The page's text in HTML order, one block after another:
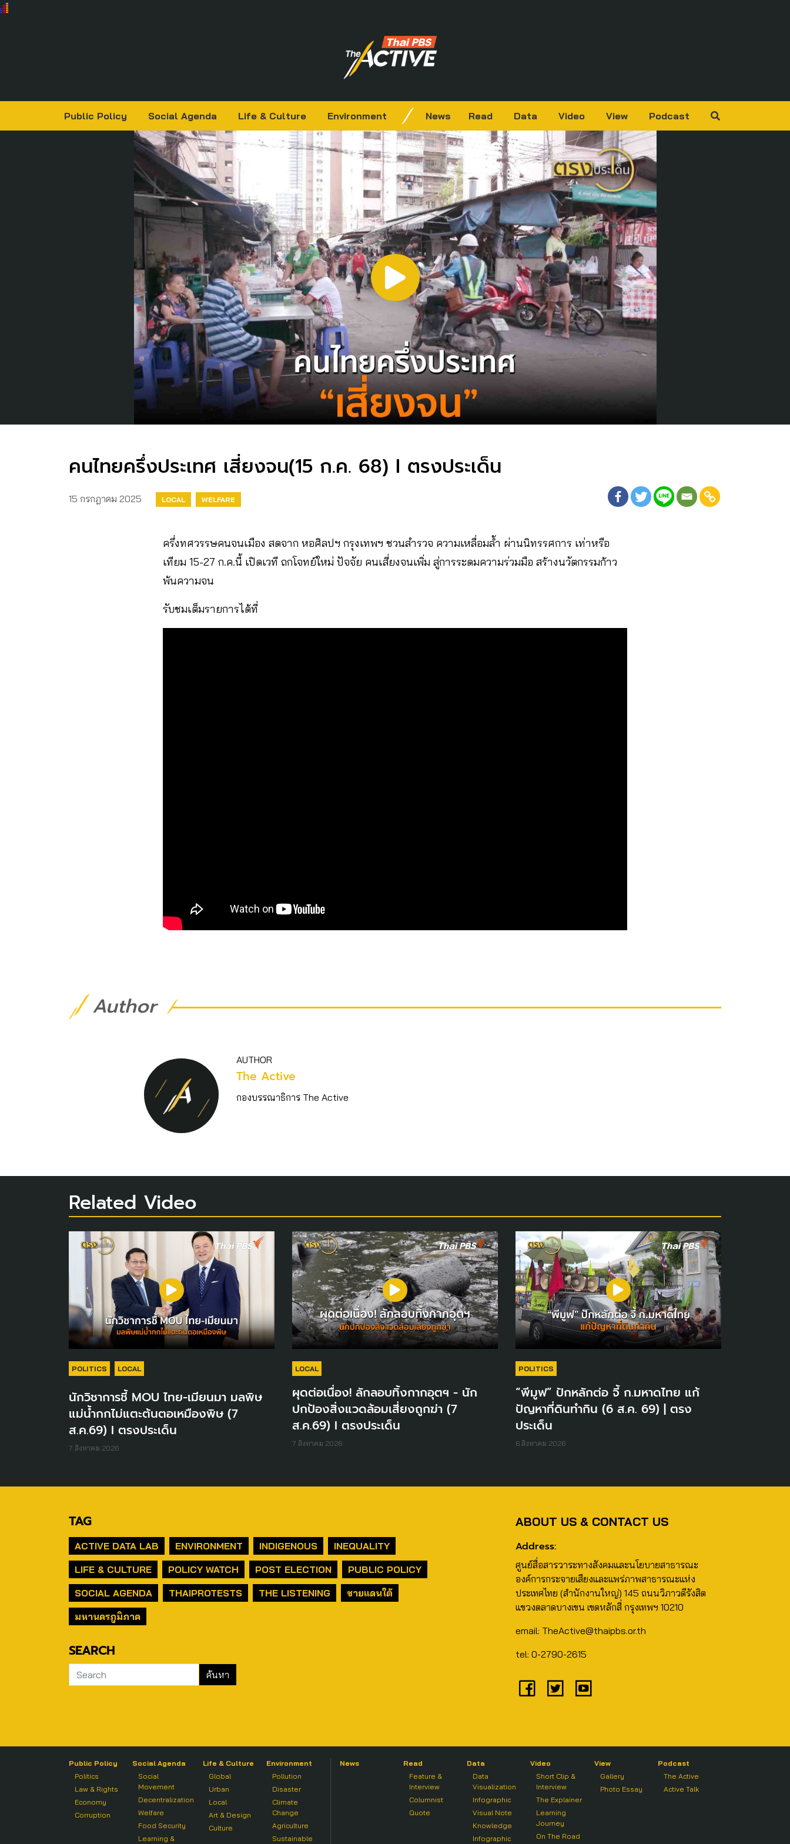
Public Policy Social Agenda Life & Culture Environment News Read Data Video View Podcast
คนไทยครึ่งประเทศ เสี่ยงจน(15 ก.ค. 68) I ตรงประเด็น
15 กรกฎาคม 2025 LOCAL WELFARE
ครึ่งทศวรรษคนจนเมือง สดจาก หอศิลปฯ กรุงเทพฯ ชวนสำรวจ ความเหลื่อมล้ำ ผ่านนิทรรศการ เท่าหรือ
เทียม 15-27 ก.ค.นี้ เปิดเวที ถกโจทย์ใหม่ ปัจจัย คนเสี่ยงจนเพิ่ม สู่การระดมความร่วมมือ สร้างนวัตกรรมก้าว
พ้นความจน
รับชมเต็มรายการได้ที่
Author
AUTHOR
The Active
กองบรรณาธิการ The Active
Related Video
POLITICS LOCAL
นักวิชาการชี้ MOU ไทย-เมียนมา มลพิษ
แม่น้ำกกไม่แตะต้นตอเหมืองพิษ (7
ส.ค.69) I ตรงประเด็น
7 สิงหาคม 2026
LOCAL
ผุดต่อเนื่อง! ลักลอบทิ้งกากอุตฯ - นัก
ปกป้องสิ่งแวดล้อมเสี่ยงถูกฆ่า (7
ส.ค.69) I ตรงประเด็น
7 สิงหาคม 2026
POLITICS
“พีมูฟ” ปักหลักต่อ จี้ ก.มหาดไทย แก้
ปัญหาที่ดินทำกิน (6 ส.ค. 69) | ตรง
ประเด็น
6 สิงหาคม 2026
TAG
ACTIVE DATA LAB ENVIRONMENT INDIGENOUS
INEQUALITY
LIFE & CULTURE
POLICY WATCH POST ELECTION
PUBLIC POLICY
SOCIAL AGENDA
THAIPROTESTS THE LISTENING
ชายแดนใต้
มหานครภูมิภาค
SEARCH
ABOUT US & CONTACT US
Address:
ศูนย์สื่อสารวาระทางสังคมและนโยบายสาธารณะ
องค์การกระจายเสียงและแพร่ภาพสาธารณะแห่ง
ประเทศไทย (สำนักงานใหญ่) 145 ถนนวิภาวดีรังสิต
แขวงตลาดบางเขน เขตหลักสี่ กรุงเทพฯ 10210
email: TheActive@thaipbs.or.th
tel: 0-2790-2615
Public Policy
Politics
Law & Rights
Economy
Corruption
Social Agenda
Social
Movement
Decentralization
Welfare
Food Security
Learning &
Life & Culture
Global
Urban
Local
Art & Design
Culture
Environment
Pollution
Disaster
Climate
Change
Agriculture
Sustainable
News
Read
Feature &
Interview
Columnist
Quote
Data
Data
Visualization
Infographic
Visual Note
Knowledge
Infographic
Video
Short Clip &
Interview
The Explainer
Learning
Journey
On The Road
View
Gallery
Photo Essay
Podcast
The Active
Active Talk